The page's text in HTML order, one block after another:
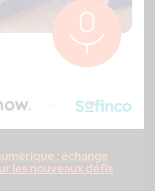
: échange
les nouveaux défis